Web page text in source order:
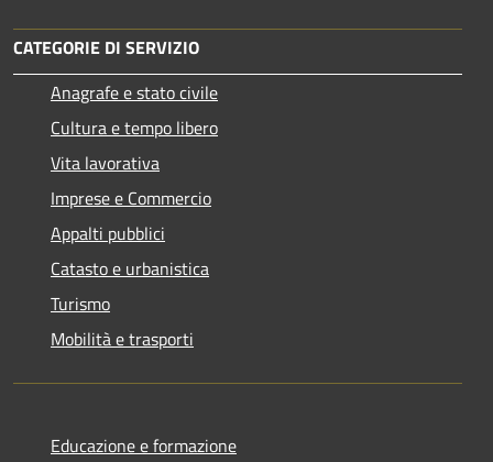
CATEGORIE DI SERVIZIO
Anagrafe e stato civile
Cultura e tempo libero
Vita lavorativa
Imprese e Commercio
Appalti pubblici
Catasto e urbanistica
Turismo
Mobilità e trasporti
Educazione e formazione